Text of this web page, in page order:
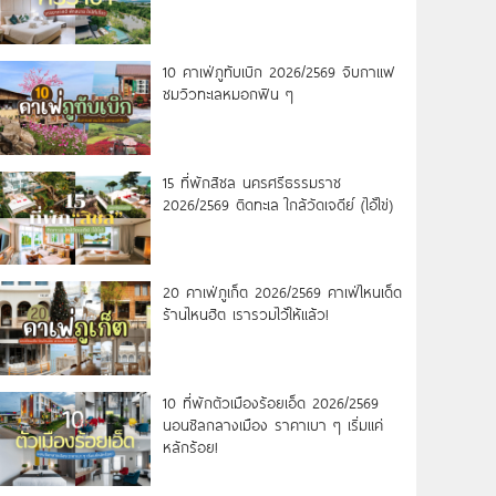
10 คาเฟ่ภูทับเบิก 2026/2569 จิบกาแฟ
ชมวิวทะเลหมอกฟิน ๆ
15 ที่พักสิชล นครศรีธรรมราช
2026/2569 ติดทะเล ใกล้วัดเจดีย์ (ไอ้ไข่)
20 คาเฟ่ภูเก็ต 2026/2569 คาเฟ่ไหนเด็ด
ร้านไหนฮิต เรารวมไว้ให้แล้ว!
10 ที่พักตัวเมืองร้อยเอ็ด 2026/2569
นอนชิลกลางเมือง ราคาเบา ๆ เริ่มแค่
หลักร้อย!